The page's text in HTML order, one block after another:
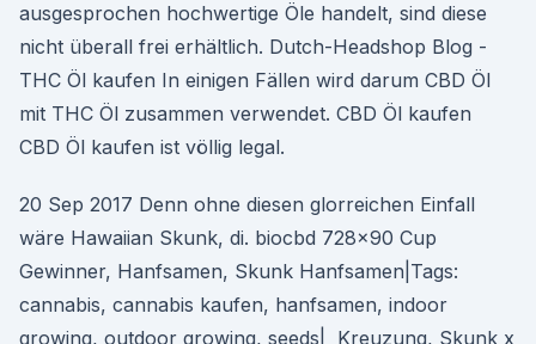
ausgesprochen hochwertige Öle handelt, sind diese
nicht überall frei erhältlich. Dutch-Headshop Blog -
THC Öl kaufen In einigen Fällen wird darum CBD Öl
mit THC Öl zusammen verwendet. CBD Öl kaufen
CBD Öl kaufen ist völlig legal.
20 Sep 2017 Denn ohne diesen glorreichen Einfall
wäre Hawaiian Skunk, di. biocbd 728x90 Cup
Gewinner, Hanfsamen, Skunk Hanfsamen|Tags:
cannabis, cannabis kaufen, hanfsamen, indoor
growing, outdoor growing, seeds| Kreuzung, Skunk x